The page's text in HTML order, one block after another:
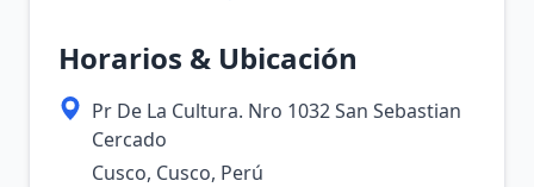
Horarios & Ubicación
Pr De La Cultura. Nro 1032 San Sebastian
Cercado
Cusco, Cusco, Perú